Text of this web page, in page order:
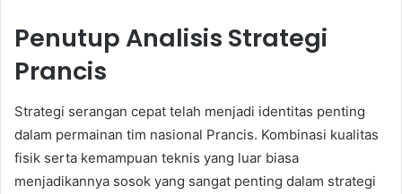
Penutup Analisis Strategi
Prancis
Strategi serangan cepat telah menjadi identitas penting
dalam permainan tim nasional Prancis. Kombinasi kualitas
fisik serta kemampuan teknis yang luar biasa
menjadikannya sosok yang sangat penting dalam strategi